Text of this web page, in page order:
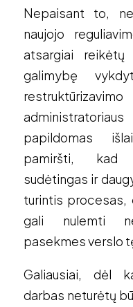
Nepaisant to,
naujojo
atsargiai reikėtų
galimybę
papildomas
pamiršti, kad
sudėtingas ir
turintis procesas,
gali nulemti
pasekmes verslo
Galiausiai, dėl
darbas neturėtų